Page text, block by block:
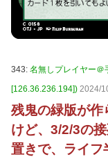
343: 名無しプレイヤー＠
[126.36.236.194]) 2024/
残鬼の緑版が作
けど、3/2/3の
置きで、ライフ